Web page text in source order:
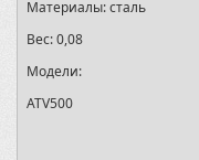
Материалы:сталь
Вес:0,08
Модели:
ATV500